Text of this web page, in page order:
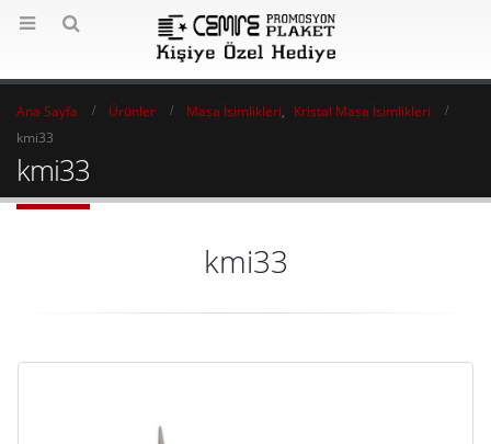
Ana Sayfa Ürünler Masa İsimlikleri
Kristal Masa İsimlikleri
kmi33
kmi33
kmi33